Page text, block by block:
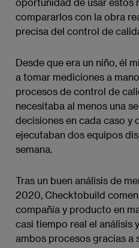
compararlos con la obra
precisa del control de
Desde que era un niño, él
a tomar mediciones a
procesos de control de
necesitaba al menos una
decisiones en cada caso y
ejecutaban dos equipos
semana.
Tras un buen análisis de
2020, Checktobuild
compañía y producto en
casi tiempo real el análisis
ambos procesos gracias a